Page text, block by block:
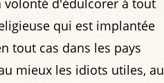
d'édulcorer à tout
qui est implantée
tout cas dans les pays
mieux les idiots utiles, au